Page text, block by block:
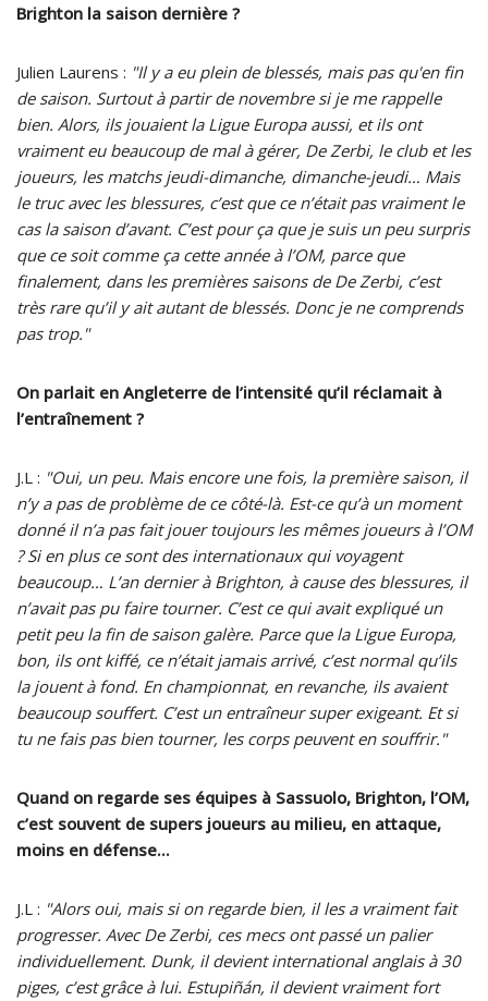
Brighton la saison dernière ?
Julien Laurens : "Il y a eu plein de blessés, mais pas qu'en fin
de saison. Surtout à partir de novembre si je me rappelle
bien. Alors, ils jouaient la Ligue Europa aussi, et ils ont
vraiment eu beaucoup de mal à gérer, De Zerbi, le club et les
joueurs, les matchs jeudi-dimanche, dimanche-jeudi… Mais
le truc avec les blessures, c’est que ce n’était pas vraiment le
cas la saison d’avant. C’est pour ça que je suis un peu surpris
que ce soit comme ça cette année à l’OM, parce que
finalement, dans les premières saisons de De Zerbi, c’est
très rare qu’il y ait autant de blessés. Donc je ne comprends
pas trop."
On parlait en Angleterre de l’intensité qu’il réclamait à
l’entraînement ?
J.L : "Oui, un peu. Mais encore une fois, la première saison, il
n’y a pas de problème de ce côté-là. Est-ce qu’à un moment
donné il n’a pas fait jouer toujours les mêmes joueurs à l’OM
? Si en plus ce sont des internationaux qui voyagent
beaucoup… L’an dernier à Brighton, à cause des blessures, il
n’avait pas pu faire tourner. C’est ce qui avait expliqué un
petit peu la fin de saison galère. Parce que la Ligue Europa,
bon, ils ont kiffé, ce n’était jamais arrivé, c’est normal qu’ils
la jouent à fond. En championnat, en revanche, ils avaient
beaucoup souffert. C’est un entraîneur super exigeant. Et si
tu ne fais pas bien tourner, les corps peuvent en souffrir."
Quand on regarde ses équipes à Sassuolo, Brighton, l’OM,
c’est souvent de supers joueurs au milieu, en attaque,
moins en défense…
J.L : "Alors oui, mais si on regarde bien, il les a vraiment fait
progresser. Avec De Zerbi, ces mecs ont passé un palier
individuellement. Dunk, il devient international anglais à 30
piges, c’est grâce à lui. Estupiñán, il devient vraiment fort